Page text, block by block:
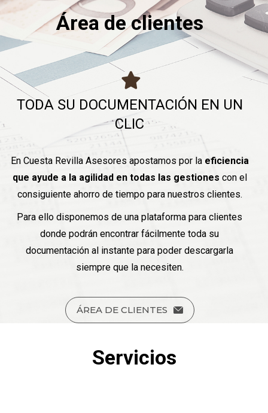
Área de clientes
TODA SU DOCUMENTACIÓN EN UN
CLIC
En Cuesta Revilla Asesores apostamos por la eficiencia
que ayude a la agilidad en todas las gestiones con el
consiguiente ahorro de tiempo para nuestros clientes.
Para ello disponemos de una plataforma para clientes
donde podrán encontrar fácilmente toda su
documentación al instante para poder descargarla
siempre que la necesiten.
ÁREA DE CLIENTES
Servicios